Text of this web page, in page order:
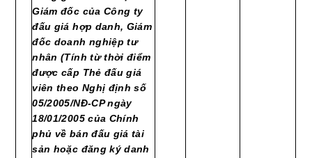
Giám đốc của Công ty
đấu giá hợp danh, Giám
đốc doanh nghiệp tư
nhân (Tính từ thời điểm
được cấp Thẻ đấu giá
viên theo Nghị định số
05/2005/NĐ-CP ngày
18/01/2005 của Chính
phủ về bán đấu giá tài
sản hoặc đăng ký danh